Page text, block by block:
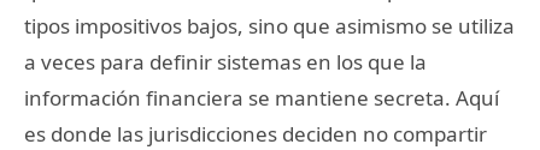
tipos impositivos bajos, sino que asimismo se utiliza
a veces para definir sistemas en los que la
información financiera se mantiene secreta. Aquí
es donde las jurisdicciones deciden no compartir